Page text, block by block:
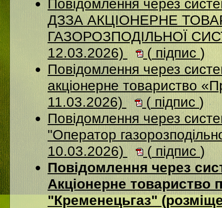
Повідомлення через
ДЗЗА АКЦІОНЕРНЕ
ГАЗОРОЗПОДІЛЬНОЇ
12.03.2026)
( підпис )
Повідомлення через
акціонерне товариство
11.03.2026)
( підпис )
Повідомлення через
"Оператор
10.03.2026)
( підпис)
Повідомлення через
Акціонерне товариство
"Кременецьгаз"